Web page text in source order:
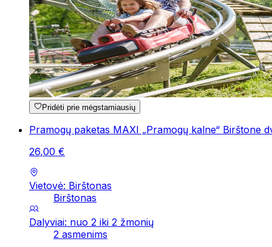
Pridėti prie mėgstamiausių
Pramogų paketas MAXI „Pramogų kalne“ Birštone
26,00 €
Vietovė: Birštonas
Birštonas
Dalyviai: nuo 2 iki 2 žmonių
2 asmenims